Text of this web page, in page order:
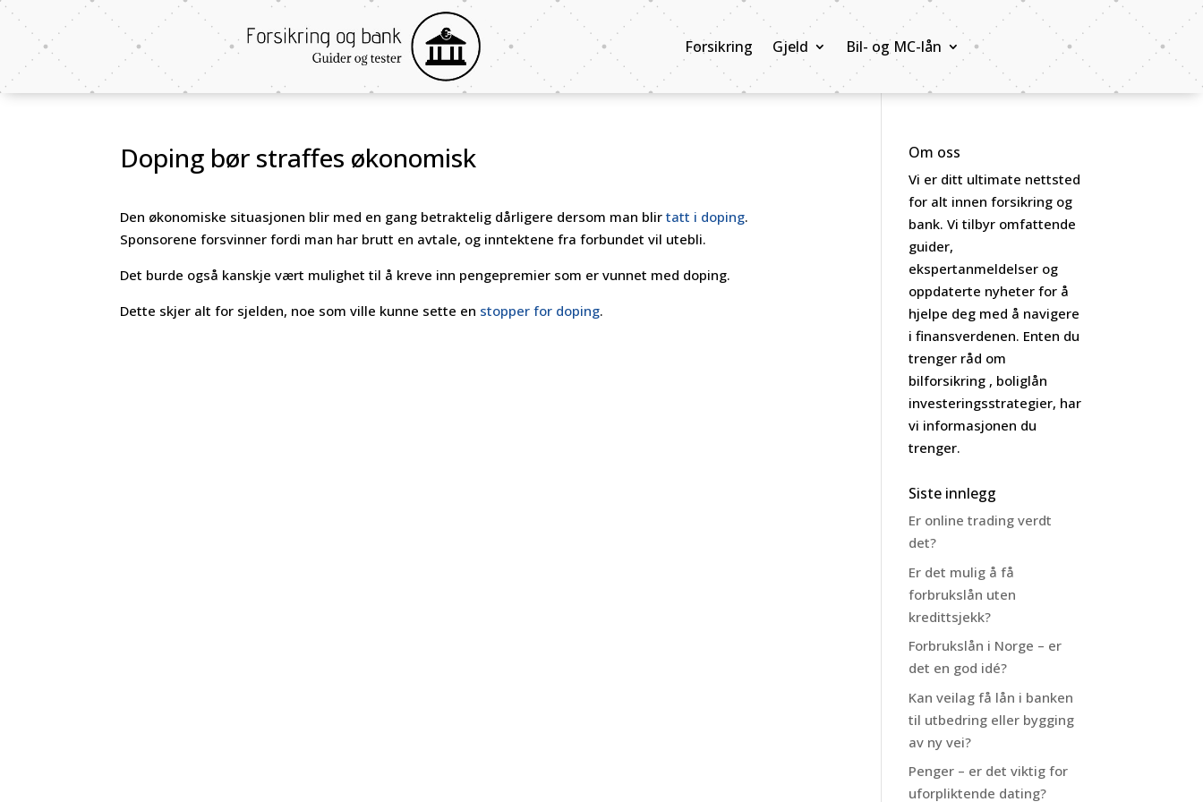
Forsikring Gjeld Bil- og MC-lån
Doping bør straffes økonomisk
Den økonomiske situasjonen blir med en gang betraktelig dårligere dersom man blirtatt i doping.
Sponsorene forsvinner fordi man har brutt en avtale, og inntektene fra forbundet vil utebli.
Det burde også kanskje vært mulighet til å kreve inn pengepremier som er vunnet med doping.
Dette skjer alt for sjelden, noe som ville kunne sette en stopper for doping.
Om oss
Vi er ditt ultimate nettsted
for alt innen forsikring og
bank. Vi tilbyr omfattende
guider,
ekspertanmeldelser og
oppdaterte nyheter for å
hjelpe deg med å navigere
i finansverdenen. Enten du
trenger råd om
bilforsikring , boliglån
investeringsstrategier, har
vi informasjonen du
trenger.
Siste innlegg
Er online trading verdt
det?
Er det mulig å få
forbrukslån uten
kredittsjekk?
Forbrukslån i Norge – er
det en god idé?
Kan veilag få lån i banken
til utbedring eller bygging
av ny vei?
Penger – er det viktig for
uforpliktende dating?